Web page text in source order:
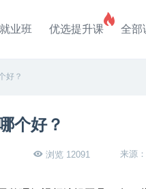
就业班 优选提升课 全部
好？
个好？
浏览 12091 来源